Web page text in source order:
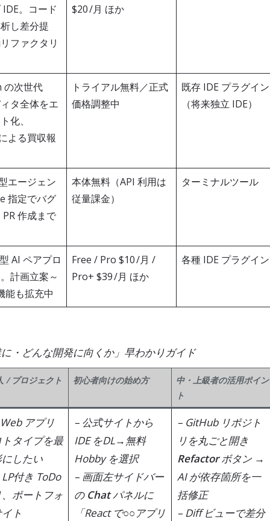
。コード
し差分提
ファクタリ
$20 /月 ほか
の次世代
タ全体をエ
化、
よる買収報
トライアル無料／正式
価格調整中
既存 IDE プラグイン
（将来独立 IDE）
エージェン
指定でバグ
作成まで
本体無料（API 利用は
従量課金）
ターミナルツール
AI ペアプロ
計画立案～
能も拡充中
Free / Pro $10 /月 /
Pro+ $39 /月 ほか
各種 IDE プラグイン
・どんな開発に向くか」早わかりガイド
/ プロジェクト
初心者向けの始め方
中・上級者の活用ポイン
ト
アプリ
タイプを最
したい
LP付き ToDo
、ポートフォ
ト
– 公式サイトから
IDE をDL→無料
Hobbyを選択
– 画面左サイドバー
の Chatパネルに
「React で○○アプリ
– GitHub リポジト
リを丸ごと開き
Refactorボタン →
AI が依存箇所を一
括修正
– Diffビューで差分